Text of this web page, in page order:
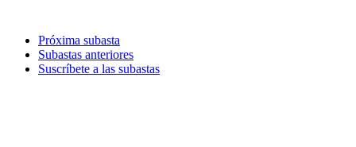
contenidoPróxima subasta
Subastas anteriores
Suscríbete a las subastas